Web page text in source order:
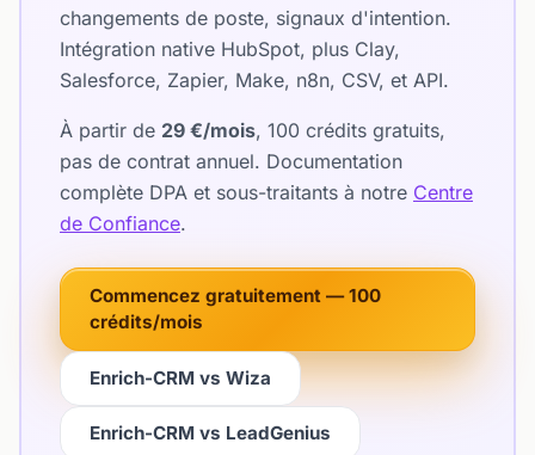
changements de poste, signaux d'intention.
Intégration native HubSpot, plus Clay,
Salesforce, Zapier, Make, n8n, CSV, et API.
À partir de 29 €/mois, 100 crédits gratuits,
pas de contrat annuel. Documentation
complète DPA et sous-traitants à notre Centre
de Confiance.
Commencez gratuitement — 100
crédits/mois
Enrich-CRM vs Wiza
Enrich-CRM vs LeadGenius